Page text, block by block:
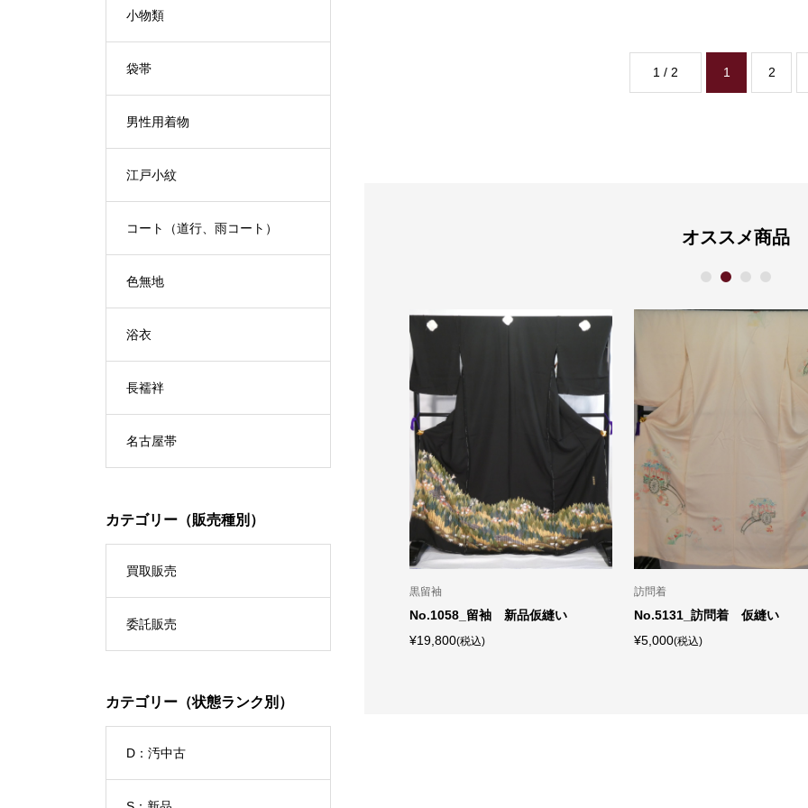
1 / 2 1 2
オススメ商品
ふくさ（リメイク品）
黒留袖
No.1058_留袖 新品仮縫い
¥19,800(税込)
訪問着
No.5131_訪問着 仮縫い
¥5,000(税込)
1 2 3 4
小物類
袋帯
男性用着物
江戸小紋
コート（道行、雨コート）
色無地
浴衣
長襦袢
名古屋帯
カテゴリー（販売種別）
買取販売
委託販売
カテゴリー（状態ランク別）
D：汚中古